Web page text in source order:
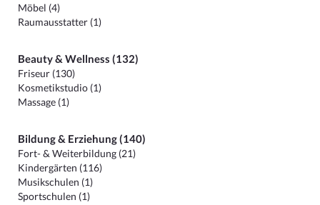
Möbel (4)
Raumausstatter (1)
Beauty & Wellness (132)
Friseur (130)
Kosmetikstudio (1)
Massage (1)
Bildung & Erziehung (140)
Fort- & Weiterbildung (21)
Kindergärten (116)
Musikschulen (1)
Sportschulen (1)